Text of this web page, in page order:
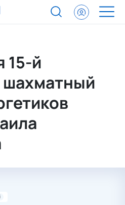
й юбилейный шахматный
15-й